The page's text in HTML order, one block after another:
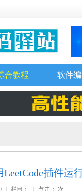
合教程 软件
LeetCode插件
栏目： 点击： 次